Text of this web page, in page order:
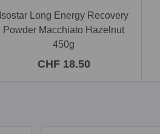
Isostar Long Energy Recovery
Powder Macchiato Hazelnut
450g
CHF 18.50